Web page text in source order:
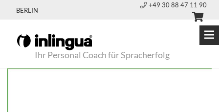
BERLIN
+49 30 88 47 11 90
Ihr Personal Coach für Spracherfolg